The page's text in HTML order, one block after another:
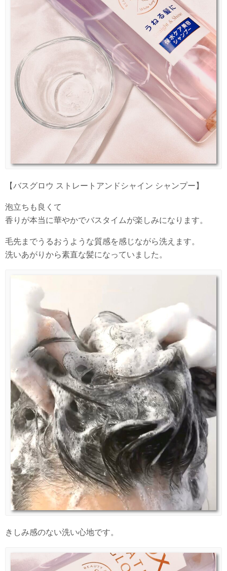
【バスグロウ ストレートアンドシャイン シャンプー】
泡立ちも良くて
香りが本当に華やかでバスタイムが楽しみになります。
毛先までうるおうような質感を感じながら洗えます。
洗いあがりから素直な髪になっていました。
きしみ感のない洗い心地です。